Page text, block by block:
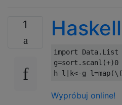
1 Haskell
import Data.List
g=sort . scanl (+)0
h l
k<-g l=map(\(
Wypróbuj online!